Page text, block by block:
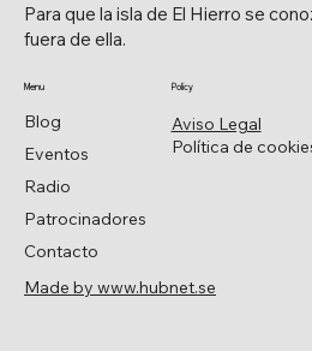
Aviso Legal
Política de
Policy
Blog
Eventos
Radio
Patrocinadores
Contacto
Menu
Para que la isla de El Hierro se
fuera de ella.
Made by www.hubnet.se